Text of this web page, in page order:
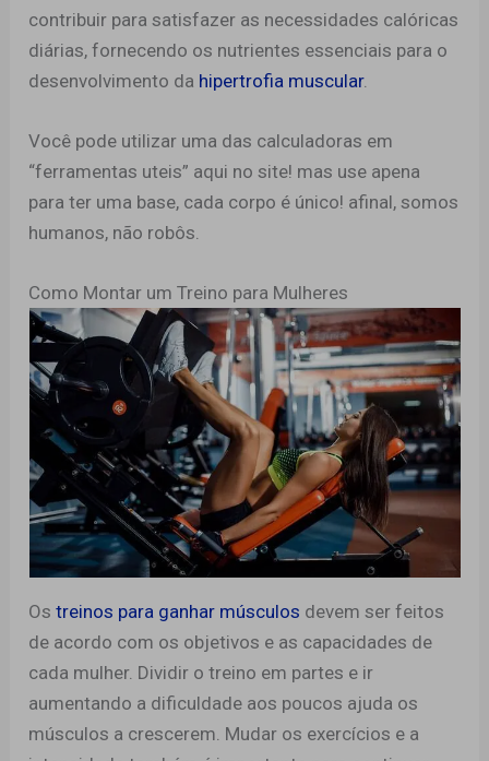
contribuir para satisfazer as necessidades calóricas
diárias, fornecendo os nutrientes essenciais para o
desenvolvimento da hipertrofia muscular.
Você pode utilizar uma das calculadoras em
“ferramentas uteis” aqui no site! mas use apena
para ter uma base, cada corpo é único! afinal, somos
humanos, não robôs.
Como Montar um Treino para Mulheres
Ostreinos para ganhar músculos devem ser feitos
de acordo com os objetivos e as capacidades de
cada mulher. Dividir o treino em partes e ir
aumentando a dificuldade aos poucos ajuda os
músculos a crescerem. Mudar os exercícios e a